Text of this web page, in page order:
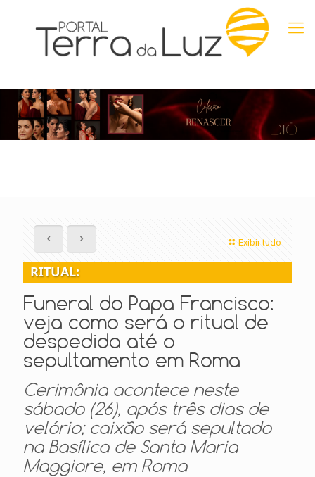
Exibir tudo
RITUAL:
Funeral do Papa Francisco:
veja como será o ritual de
despedida até o
sepultamento em Roma
Cerimônia acontece neste
sábado (26), após três dias de
velório; caixão será sepultado
na Basílica de Santa Maria
Maggiore, em Roma